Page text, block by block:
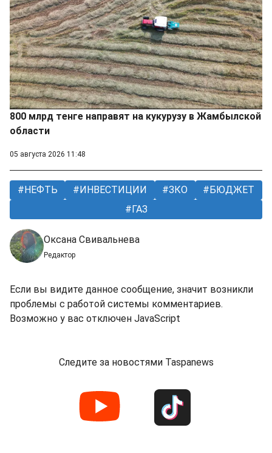
800 млрд тенге направят на кукурузу в Жамбылской
области
05 августа 2026 11:48
НЕФТЬ ИНВЕСТИЦИИ ЗКО
БЮДЖЕТ
ГАЗ
Оксана Свивальнева
Редактор
Если вы видите данное сообщение, значит возникли
проблемы с работой системы комментариев.
Возможно у вас отключен JavaScript
Следите за новостями Taspanews